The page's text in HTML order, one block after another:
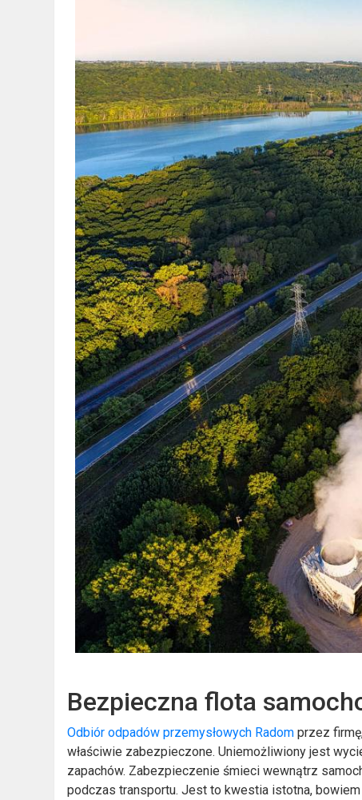
Bezpieczna flota
Odbiór odpadów przemysłowych Radom przez
właściwie zabezpieczone. Uniemożliwiony jest
zapachów. Zabezpieczenie śmieci wewnątrz
podczas transportu. Jest to kwestia istotna,